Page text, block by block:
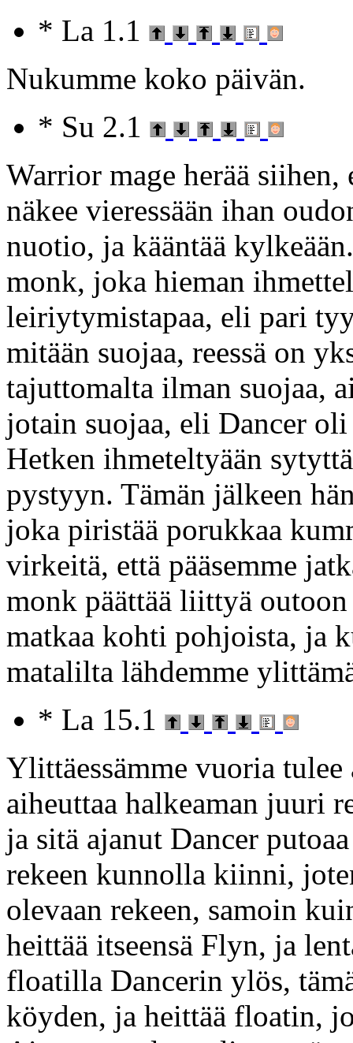
* La 1.1
Nukumme koko päivän.
* Su 2.1
Warrior mage herää siihen,
näkee vieressään ihan
nuotio, ja kääntää
monk, joka hieman
leiriytymistapaa, eli pari
mitään suojaa, reessä on
tajuttomalta ilman suojaa,
jotain suojaa, eli Dancer
Hetken ihmeteltyään
pystyyn. Tämän jälkeen
joka piristää porukkaa
virkeitä, että pääsemme
monk päättää liittyä
matkaa kohti pohjoista, ja
matalilta lähdemme
* La 15.1
Ylittäessämme vuoria
aiheuttaa halkeaman juuri
ja sitä ajanut Dancer
rekeen kunnolla kiinni,
olevaan rekeen, samoin
heittää itseensä Flyn, ja
floatilla Dancerin ylös,
köyden, ja heittää floatin,